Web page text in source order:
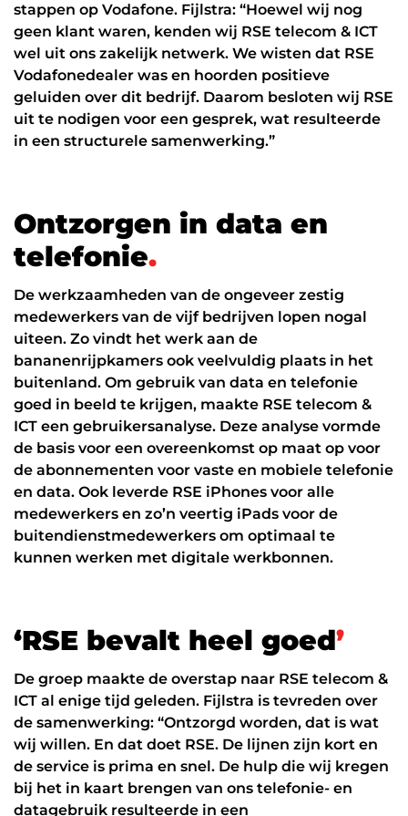
stappen op Vodafone. Fijlstra: “Hoewel wij nog
geen klant waren, kenden wij RSE telecom & ICT
wel uit ons zakelijk netwerk. We wisten dat RSE
Vodafonedealer was en hoorden positieve
geluiden over dit bedrijf. Daarom besloten wij RSE
uit te nodigen voor een gesprek, wat resulteerde
in een structurele samenwerking.”
Ontzorgen in data en
telefonie.
De werkzaamheden van de ongeveer zestig
medewerkers van de vijf bedrijven lopen nogal
uiteen. Zo vindt het werk aan de
bananenrijpkamers ook veelvuldig plaats in het
buitenland. Om gebruik van data en telefonie
goed in beeld te krijgen, maakte RSE telecom &
ICT een gebruikersanalyse. Deze analyse vormde
de basis voor een overeenkomst op maat op voor
de abonnementen voor vaste en mobiele telefonie
en data. Ook leverde RSE iPhones voor alle
medewerkers en zo’n veertig iPads voor de
buitendienstmedewerkers om optimaal te
kunnen werken met digitale werkbonnen.
‘RSE bevalt heel goed’
De groep maakte de overstap naar RSE telecom &
ICT al enige tijd geleden. Fijlstra is tevreden over
de samenwerking: “Ontzorgd worden, dat is wat
wij willen. En dat doet RSE. De lijnen zijn kort en
de service is prima en snel. De hulp die wij kregen
bij het in kaart brengen van ons telefonie- en
datagebruik resulteerde in een